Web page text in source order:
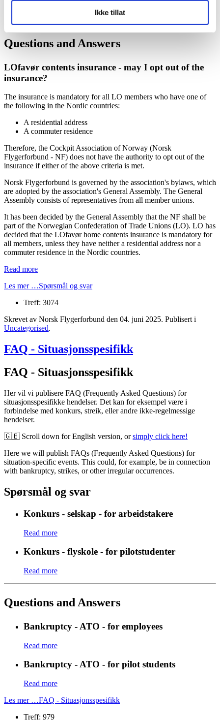
Ikke tillat
Questions and Answers
LOfavør contents insurance - may I opt out of the
insurance?
The insurance is mandatory for all LO members who have one of
the following in the Nordic countries:
A residential address
A commuter residence
Therefore, the Cockpit Association of Norway (Norsk
Flygerforbund - NF) does not have the authority to opt out of the
insurance if either of the above criteria is met.
Norsk Flygerforbund is governed by the association's bylaws, which
are adopted by the association's General Assembly. The General
Assembly consists of representatives from all member unions.
It has been decided by the General Assembly that the NF shall be
part of the Norwegian Confederation of Trade Unions (LO). LO has
decided that the LOfavør home contents insurance is mandatory for
all members, unless they have neither a residential address nor a
commuter residence in the Nordic countries.
Read more
Les mer …Spørsmål og svar
Treff: 3074
Skrevet av Norsk Flygerforbund den 04. juni 2025. Publisert i
Uncategorised.
FAQ - Situasjonsspesifikk
FAQ - Situasjonsspesifikk
Her vil vi publisere FAQ (Frequently Asked Questions) for
situasjonsspesifikke hendelser. Det kan for eksempel være i
forbindelse med konkurs, streik, eller andre ikke-regelmessige
hendelser.
🇬🇧 Scroll down for English version, orsimply click here!
Here we will publish FAQs (Frequently Asked Questions) for
situation-specific events. This could, for example, be in connection
with bankruptcy, strikes, or other irregular occurrences.
Spørsmål og svar
Konkurs - selskap - for arbeidstakere
Read more
Konkurs - flyskole - for pilotstudenter
Read more
Questions and Answers
Bankruptcy - ATO - for employees
Read more
Bankruptcy - ATO - for pilot students
Read more
Les mer …FAQ - Situasjonsspesifikk
Treff: 979